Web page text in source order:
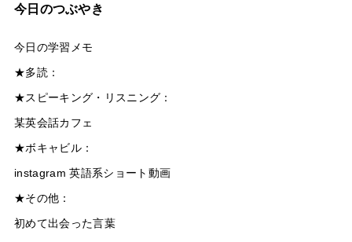
今日のつぶやき
今日の学習メモ
★多読：
★スピーキング・リスニング：
某英会話カフェ
★ボキャビル：
instagram 英語系ショート動画
★その他：
初めて出会った言葉